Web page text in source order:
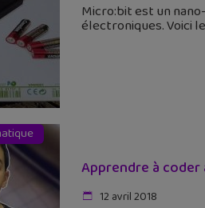
Micro:bit est un
électroniques. Voici
Apprendre à coder
12 avril 2018